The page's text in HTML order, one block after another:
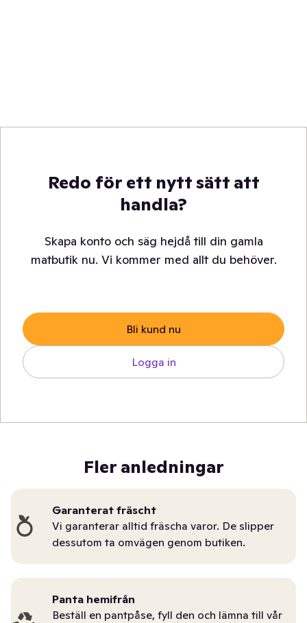
Redo för ett nytt sätt att
handla?
Skapa konto och säg hejdå till din gamla
matbutik nu. Vi kommer med allt du behöver.
Bli kund nu
Logga in
Fler anledningar
Garanterat fräscht
Vi garanterar alltid fräscha varor. De slipper
dessutom ta omvägen genom butiken.
Panta hemifrån
Beställ en pantpåse, fyll den och lämna till vår